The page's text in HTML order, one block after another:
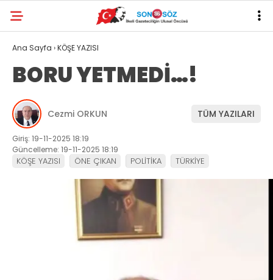
Ana Sayfa ›KÖŞE YAZISI
BORU YETMEDİ…!
Cezmi ORKUN TÜM YAZILARI
Giriş: 19-11-2025 18:19
Güncelleme: 19-11-2025 18:19
KÖŞE YAZISI ÖNE ÇIKAN POLİTİKA TÜRKİYE